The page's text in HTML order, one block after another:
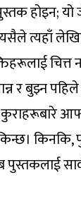
होइन;
त्यहाँ
चित्त
र बुझ्न